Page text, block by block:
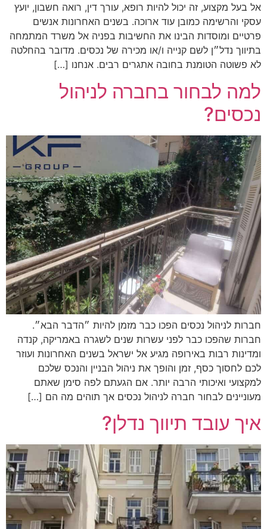
אל בעל מקצוע, זה יכול להיות רופא, עורך דין, רואה חשבון, יועץ
עסקי והרשימה כמובן עוד ארוכה. בשנים האחרונות אנשים
פרטיים ומוסדות הבינו את החשיבות בפניה אל משרד המתמחה
בתיווך נדל״ן לשם קנייה ו/או מכירה של נכסים. מדובר בהחלטה
לא פשוטה הטומנת בחובה אתגרים רבים. אנחנו […]
למה לבחור בחברה לניהול
נכסים?
חברות לניהול נכסים הפכו כבר מזמן להיות ״הדבר הבא״.
חברות שהפכו כבר לפני עשרות שנים לשגרה באמריקה, קנדה
ומדינות רבות באירופה מגיע אל ישראל בשנים האחרונות ועוזר
לכם לחסוך כסף, זמן והופך את ניהול הבניין והנכס שלכם
למקצועי ואיכותי הרבה יותר. אם הגעתם לפה סימן שאתם
מעוניינים לבחור חברה לניהול נכסים אך תוהים מה הם […]
איך עובד תיווך נדלן?